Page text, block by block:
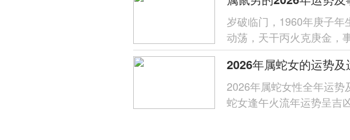
岁破临门，1960年庚子年
动荡，天干丙火克庚金，
发生机，财星破印需防破
2026年属蛇女性全年运
蛇女逢午火流年运势呈吉